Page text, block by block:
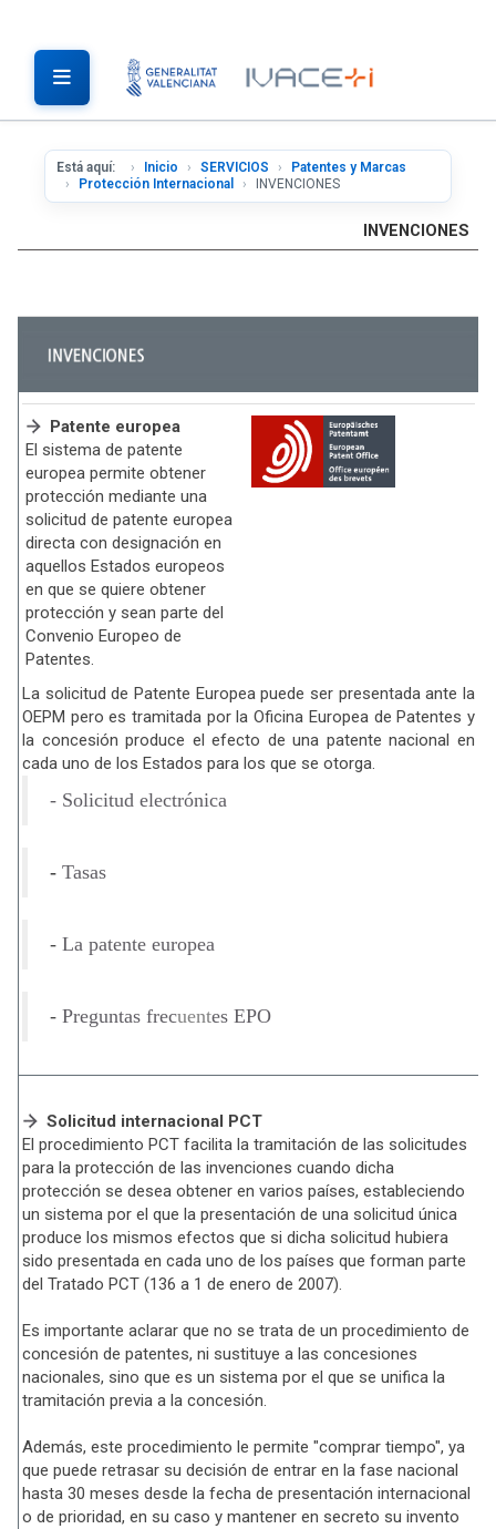
Está aquí: Inicio SERVICIOS
Patentes y Marcas
Protección Internacional
INVENCIONES
INVENCIONES
Patente europea
El sistema de patente
europea permite obtener
protección mediante una
solicitud de patente europea
directa con designación en
aquellos Estados europeos
en que se quiere obtener
protección y sean parte del
Convenio Europeo de
Patentes.
La solicitud de Patente Europea puede ser presentada ante la
OEPM pero es tramitada por la Oficina Europea de Patentes y
la concesión produce el efecto de una patente nacional en
cada uno de los Estados para los que se otorga.
- Solicitud electrónica
- Tasas
- La patente europea
- Preguntas frecuentes EPO
Solicitud internacional PCT
El procedimiento PCT facilita la tramitación de las solicitudes
para la protección de las invenciones cuando dicha
protección se desea obtener en varios países, estableciendo
un sistema por el que la presentación de una solicitud única
produce los mismos efectos que si dicha solicitud hubiera
sido presentada en cada uno de los países que forman parte
del Tratado PCT (136 a 1 de enero de 2007).
Es importante aclarar que no se trata de un procedimiento de
concesión de patentes, ni sustituye a las concesiones
nacionales, sino que es un sistema por el que se unifica la
tramitación previa a la concesión.
Además, este procedimiento le permite "comprar tiempo", ya
que puede retrasar su decisión de entrar en la fase nacional
hasta 30 meses desde la fecha de presentación internacional
o de prioridad, en su caso y mantener en secreto su invento